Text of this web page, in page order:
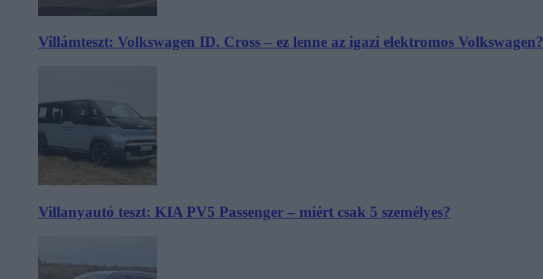
Villámteszt: Volkswagen ID. Cross – ez lenne az igazi elektromos Volkswagen?
Villanyautó teszt: KIA PV5 Passenger – miért csak 5 személyes?